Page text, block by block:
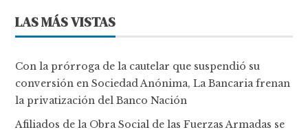
LAS MÁS VISTAS
Con la prórroga de la cautelar que suspendió su
conversión en Sociedad Anónima, La Bancaria frenan
la privatización del Banco Nación
Afiliados de la Obra Social de las Fuerzas Armadas se